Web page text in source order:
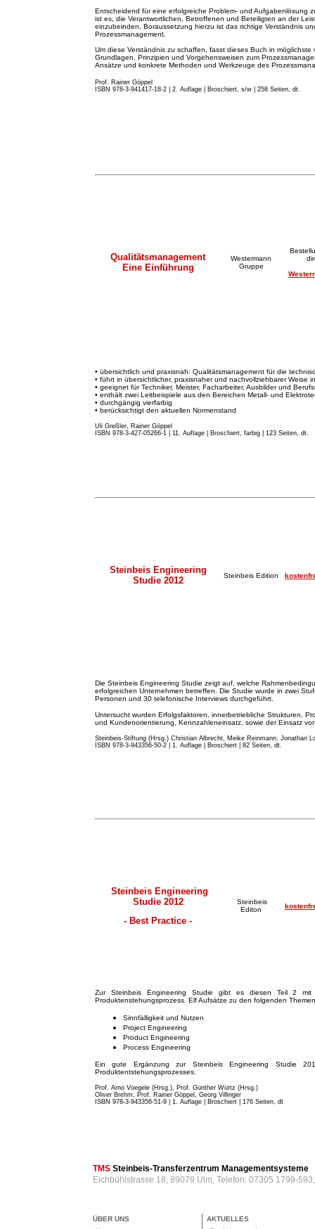
Entscheidend für eine erfolgreiche Problem- und Aufgabenlösung
ist es, die Verantwortlichen, Betroffenen und Beteiligten an der
einzubeinden, Boraussetzung hierzu ist das richtige Verständnis
Prozessmanagement.
Um diese Verständnis zu schaffen, fasst dieses Buch in möglichste
Grundlagen, Prinzipien und Vorgehensweisen zum
Ansätze und konkrete Methoden und Werkzeuge des
Prof. Rainer Göppel
ISBN 978-3-941417-18-2 | 2. Auflage Broschiert, s/w | 258 Seiten, dt.
Qualitätsmanagement
Eine Einführung
Westermann
Gruppe
• übersichtlich und praxisnah: Qualitätsmanagement für die
• führt in übersichtlicher, praxisnaher und nachvollziehbarer Weise
• geeignet für Techniker, Meister, Facharbeiter, Ausbilder und
• enthält zwei Leitbeispiele aus den Bereichen Metall- und
• durchgängig vierfarbig
• berücksichtigt den aktuellen Normenstand
Uli Greßler, Rainer Göppel
ISBN 978-3-427-05266-1 | 11. Auflage
Broschiert, farbig | 123 Seiten, dt.
Steinbeis Engineering
Studie 2012
Steinbeis Edition
Die Steinbeis Engineering Studie zeigt auf, welche
erfolgreichen Unternehmen betreffen. Die Studie wurde in zwei
Personen und 30 telefonische Interviews durchgeführt.
Untersucht wurden Erfolgsfaktoren, innerbetriebliche Strukturen,
und Kundenorientierung, Kennzahleneinsatz, sowie der Einsatz
Steinbeis-Stiftung (Hrsg.) Christian Albrecht, Meike Reinmann, Jonathan
ISBN 978-3-943356-50-2 | 1. Auflage | Broschiert | 82 Seiten, dt.
Steinbeis Engineering
Studie 2012
- Best Practice -
Steinbeis
Editon
Zur Steinbeis Engineering Studie gibt es diesen Teil 2 mit
Produktenstehungsprozess. Elf Aufsätze zu den folgenden
Sinnfälligkeit und Nutzen
Project Engineering
Product Engineering
Process Engineering
Ein gute Ergänzung zur Steinbeis Engineering Studie
Produktentstehungsprozesses.
Prof. Arno Voegele (Hrsg.), Prof. Günther Würtz (Hrsg.)
Oliver Brehm, Prof. Rainer Göppel, Georg Villinger
ISBN 978-3-943356-51-9 | 1. Auflage | Broschiert
| 176 Seiten, dt
TMS Steinbeis-Transferzentrum Managementsysteme
Eichbühlstrasse 18, 89079 Ulm, Telefon: 07305 1799-
ÜBER UNS
AKTUELLES